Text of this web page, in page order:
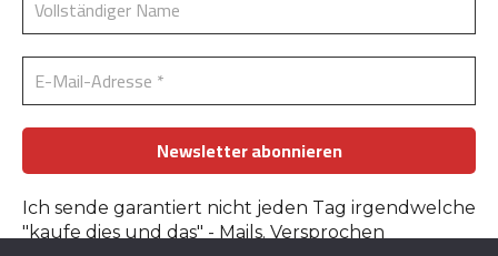
Ich sende garantiert nicht jeden Tag irgendwelche
"kaufe dies und das" - Mails. Versprochen